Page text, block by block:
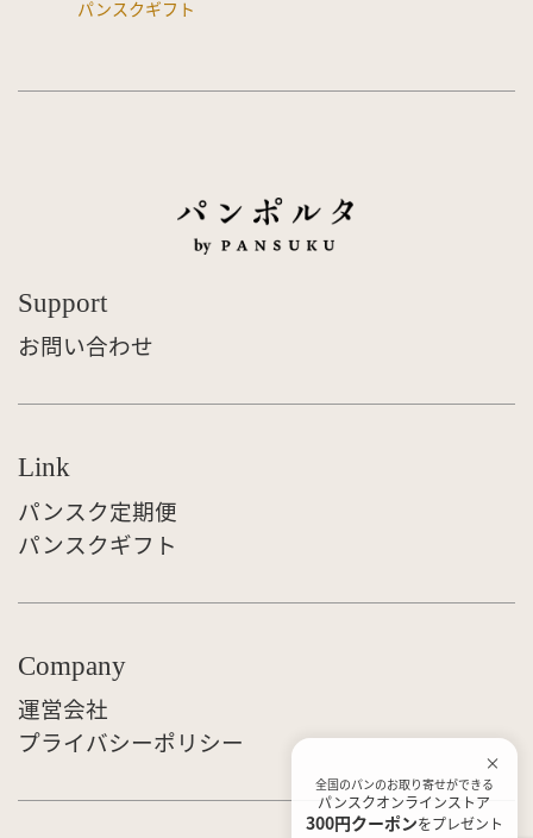
全国のパンのお取り寄せができる
パンスクオンラインストア
300円クーポンをプレゼント
パンスクギフト
Support
お問い合わせ
Link
パンスク定期便
パンスクギフト
Company
運営会社
プライバシーポリシー